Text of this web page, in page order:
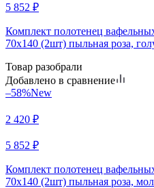
5 852 ₽
Комплект полотенец
70х140 (2шт) пыльная роза,
Товар разобрали
Добавлено в сравнение
–58%New
2 420 ₽
5 852 ₽
Комплект полотенец
70х140 (2шт) пыльная роза,